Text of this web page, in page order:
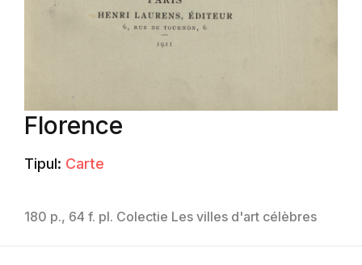
Florence
Tipul: Carte
180 p., 64 f. pl. Colectie Les villes d'art célèbres